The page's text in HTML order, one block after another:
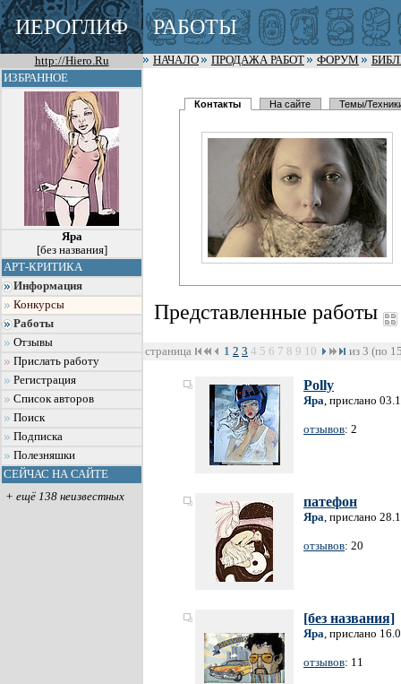
ИЕРОГЛИФ РАБОТЫ
http://Hiero.Ru НАЧАЛО ПРОДАЖА РАБОТ ФОРУМ
ИЗБРАННОЕ
Яра
[без названия]
АРТ-КРИТИКА
Информация
Конкурсы
Работы
Отзывы
Прислать работу
Регистрация
Список авторов
Поиск
Подписка
Полезняшки
СЕЙЧАС НА САЙТЕ
+ ещё 138 неизвестных
Контакты На сайте Темы/
Представленные работы
страница 1 2 3 4 5 6 7 8 9 10 из 3 (по
Polly
Яра, прислано
отзывов: 2
патефон
Яра, прислано
отзывов: 20
[без названия]
Яра, прислано
отзывов: 11